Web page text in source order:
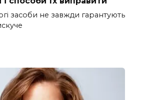
засоби не завжди гарантують